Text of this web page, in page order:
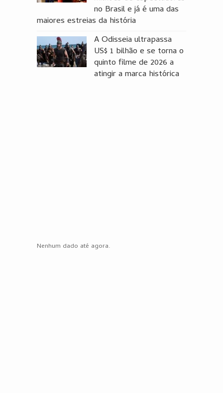
no Brasil e já é uma das
maiores estreias da história
A Odisseia ultrapassa
US$ 1 bilhão e se torna o
quinto filme de 2026 a
atingir a marca histórica
Nenhum dado até agora.